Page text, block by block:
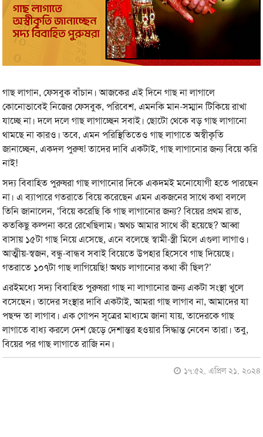
গাছ লাগান, ফেসবুক বাঁচান। আজকের এই দিনে গাছ না লাগালে
কোনোভাবেই নিজের ফেসবুক, পরিবেশ, এমনকি মান-সম্মান টিকিয়ে রাখা
যাচ্ছে না। দলে দলে গাছ লাগাচ্ছেন সবাই। ছোটো থেকে বড় গাছ লাগানো
থামছে না কারও। তবে, এমন পরিস্থিতিতেও গাছ লাগাতে অস্বীকৃতি
জানাচ্ছেন, একদল পুরুষ! তাদের দাবি একটাই, গাছ লাগানোর জন্য বিয়ে করি
নাই!
সদ্য বিবাহিত পুরুষরা গাছ লাগানোর দিকে একদমই মনোযোগী হতে পারছেন
না। এ ব্যাপারে গতরাতে বিয়ে করেছেন এমন একজনের সাথে কথা বললে
তিনি জানালেন, ‘বিয়ে করেছি কি গাছ লাগানোর জন্য? বিয়ের প্রথম রাত,
কতকিছু কল্পনা করে রেখেছিলাম। অথচ আমার সাথে কী হয়েছে? আব্বা
বাসায় ১৫টা গাছ নিয়ে এসেছে, এনে বলেছে স্বামী-স্ত্রী মিলে এগুলা লাগাও।
আত্মীয়-স্বজন, বন্ধু-বান্ধব সবাই বিয়েতে উপহার হিসেবে গাছ দিয়েছে।
গতরাতে ১০৭টা গাছ লাগিয়েছি! অথচ লাগানোর কথা কী ছিল?’
এরইমধ্যে সদ্য বিবাহিত পুরুষরা গাছ না লাগানোর জন্য একটা সংস্থা খুলে
বসেছেন। তাদের সংস্থার দাবি একটাই, আমরা গাছ লাগাব না, আমাদের যা
পছন্দ তা লাগাব। এক গোপন সূত্রের মাধ্যমে জানা যায়, তাদেরকে গাছ
লাগাতে বাধ্য করলে দেশ ছেড়ে দেশান্তর হওয়ার সিদ্ধান্ত নেবেন তারা। তবু,
বিয়ের পর গাছ লাগাতে রাজি নন।
১৭:৫২, এপ্রিল ২১, ২০২৪